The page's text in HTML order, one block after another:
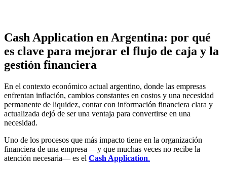
Cash Application en Argentina: por qué
es clave para mejorar el flujo de caja y la
gestión financiera
En el contexto económico actual argentino, donde las empresas
enfrentan inflación, cambios constantes en costos y una necesidad
permanente de liquidez, contar con información financiera clara y
actualizada dejó de ser una ventaja para convertirse en una
necesidad.
Uno de los procesos que más impacto tiene en la organización
financiera de una empresa —y que muchas veces no recibe la
atención necesaria— es el Cash Application.